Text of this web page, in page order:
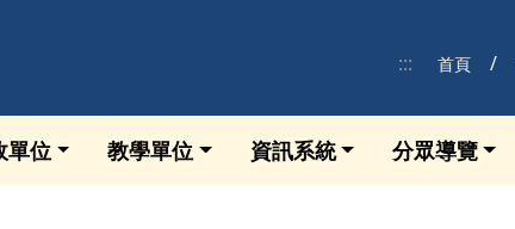
:::
首頁
單位 教學單位 資訊系統 分眾導覽